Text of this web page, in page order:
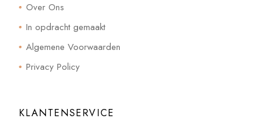
Over Ons
In opdracht gemaakt
Algemene Voorwaarden
Privacy Policy
KLANTENSERVICE